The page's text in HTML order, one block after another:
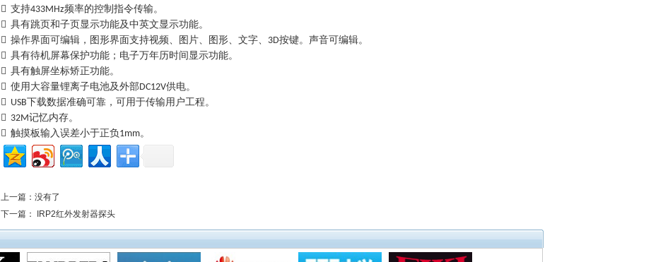
 支持433MHz频率的控制指令传输。
 具有跳页和子页显示功能及中英文显示功能。
 操作界面可编辑，图形界面支持视频、图片、图形、文字、 3D按键。声音可编辑。
 具有待机屏幕保护功能；电子万年历时间显示功能。
 具有触屏坐标矫正功能。
 使用大容量锂离子电池及外部DC12V供电。
 USB下载数据准确可靠，可用于传输用户工程。
 32M记忆内存。
 触摸板输入误差小于正负 1mm。
上一篇：没有了
下一篇：
IRP2红外发射器探头